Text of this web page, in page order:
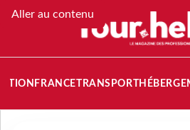
Aller au contenu
FRANCETRANSPORT